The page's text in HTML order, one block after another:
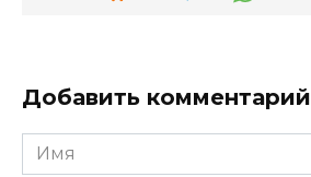
Добавить комментарий
Имя
*